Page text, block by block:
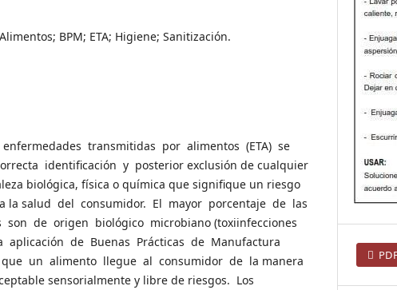
Alimentos; BPM; ETA; Higiene; Sanitización.
transmitidas por alimentos (ETA) se
identificación y posterior exclusión de cualquier
biológica, física o química que signifique un riesgo
la salud del consumidor. El mayor porcentaje de las
son de origen biológico microbiano (toxiinfecciones
aplicación de Buenas Prácticas de Manufactura
que un alimento llegue al consumidor de la manera
sensorialmente y libre de riesgos. Los